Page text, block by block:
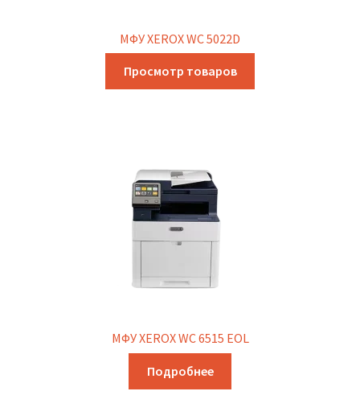
МФУ XEROX WC 5022D
Просмотр товаров
МФУ XEROX WC 6515 EOL
Подробнее